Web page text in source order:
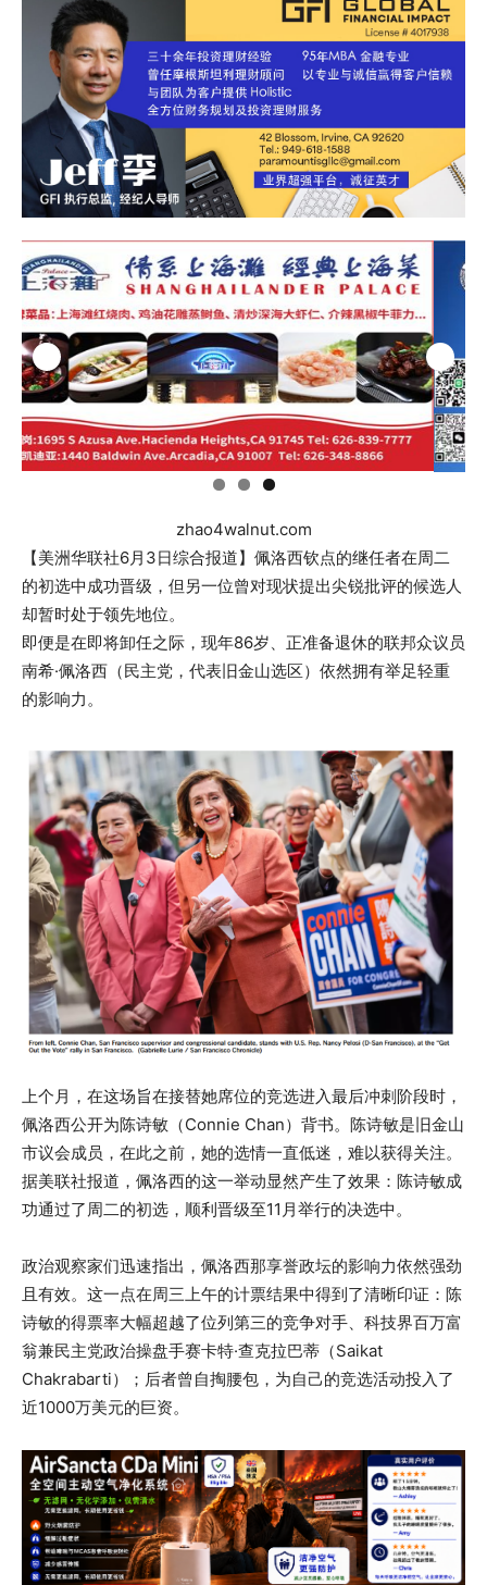
zhao4walnut.com
【美洲华联社6月3日综合报道】佩洛西钦点的继任者在周二
的初选中成功晋级，但另一位曾对现状提出尖锐批评的候选人
却暂时处于领先地位。
即便是在即将卸任之际，现年86岁、正准备退休的联邦众议员
南希·佩洛西（民主党，代表旧金山选区）依然拥有举足轻重
的影响力。
上个月，在这场旨在接替她席位的竞选进入最后冲刺阶段时，
佩洛西公开为陈诗敏（Connie Chan）背书。陈诗敏是旧金山
市议会成员，在此之前，她的选情一直低迷，难以获得关注。
据美联社报道，佩洛西的这一举动显然产生了效果：陈诗敏成
功通过了周二的初选，顺利晋级至11月举行的决选中。
政治观察家们迅速指出，佩洛西那享誉政坛的影响力依然强劲
且有效。这一点在周三上午的计票结果中得到了清晰印证：陈
诗敏的得票率大幅超越了位列第三的竞争对手、科技界百万富
翁兼民主党政治操盘手赛卡特·查克拉巴蒂（Saikat
Chakrabarti）；后者曾自掏腰包，为自己的竞选活动投入了
近1000万美元的巨资。